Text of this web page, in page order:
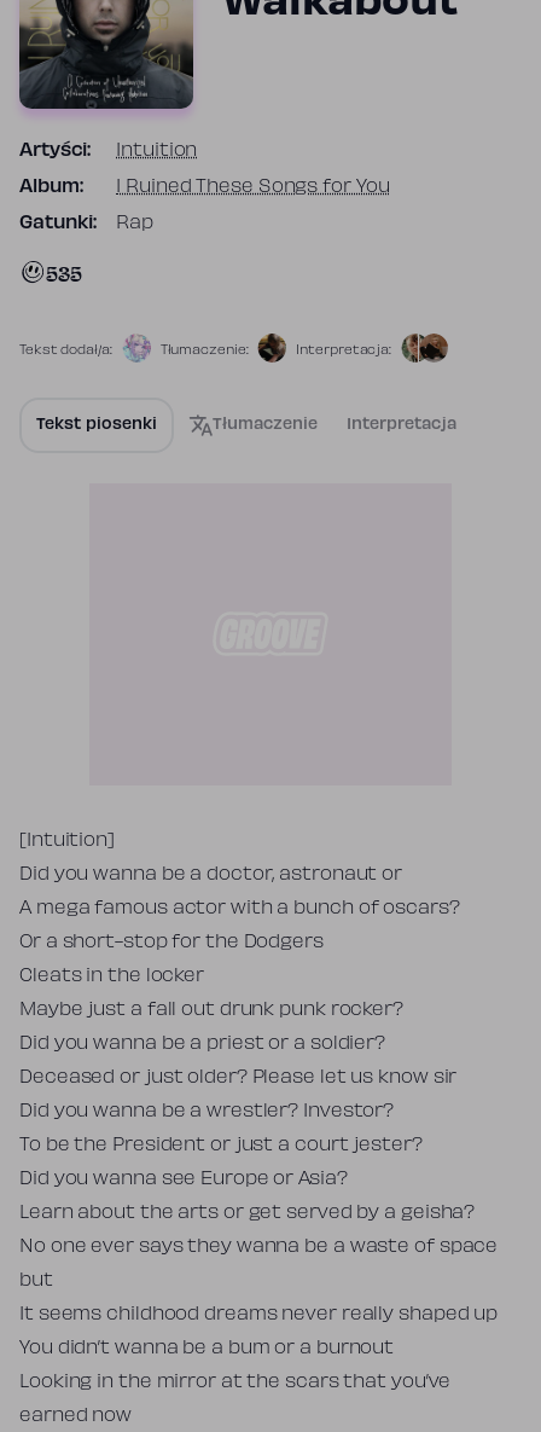
Artyści: Intuition
Album: I Ruined These Songs for You
Gatunki: Rap
535
Tekst dodał/a: Tłumaczenie: Interpretacja:
Tekst piosenki Tłumaczenie Interpretacja
Tekst piosenki
[Intuition]
Did you wanna be a doctor, astronaut or
A mega famous actor with a bunch of oscars?
Or a short-stop for the Dodgers
Cleats in the locker
Maybe just a fall out drunk punk rocker?
Did you wanna be a priest or a soldier?
Deceased or just older? Please let us know sir
Did you wanna be a wrestler? Investor?
To be the President or just a court jester?
Did you wanna see Europe or Asia?
Learn about the arts or get served by a geisha?
No one ever says they wanna be a waste of space
but
It seems childhood dreams never really shaped up
You didn’t wanna be a bum or a burnout
Looking in the mirror at the scars that you’ve
earned now